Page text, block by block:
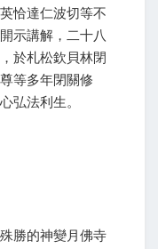
恰達仁波切等不
示講解，二十八
於札松欽貝林閉
等多年閉關修
弘法利生。
勝的神變月佛寺